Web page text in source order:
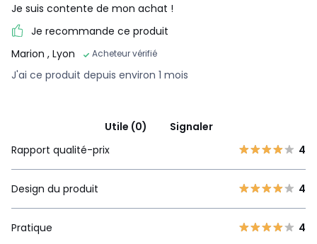
Je suis contente de mon achat !
Je recommande ce produit
Marion , Lyon Acheteur vérifié
J'ai ce produit depuis environ 1 mois
Utile (0)
Signaler
Rapport qualité-prix
4
Design du produit 4
Pratique 4